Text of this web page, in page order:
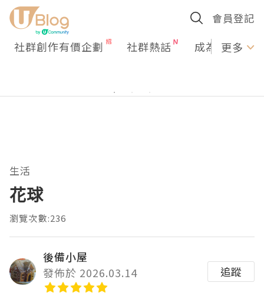
會員登記
社群創作有價企劃 社群熱話 成為U更多
生活
花球
瀏覽次數:236
後備小屋
發佈於 2026.03.14
追蹤